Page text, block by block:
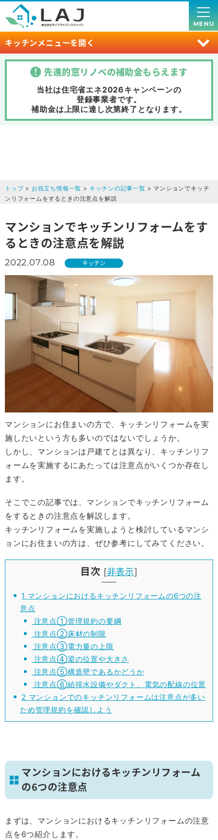
キッチンメニューを開く
MENU
先進的窓リノベの補助金もらえます
当社は住宅省エネ2026キャンペーンの
登録事業者です。
補助金は上限に達し次第終了 となります。
トップ> お役立ち情報一覧 > キッチンの記事一覧 > マンションでキッチ
ンリフォームをするときの注意点を解説
マンションでキッチンリフォームをす
るときの注意点を解説
2022.07.08 キッチン
マンションにお住まいの方で、キッチンリフォームを実
施したいという方も多いのではないでしょうか。
しかし、マンションは戸建てとは異なり、キッチンリフ
ォームを実施するにあたっては注意点がいくつか存在し
ます。
そこでこの記事では、マンションでキッチンリフォーム
をするときの注意点を解説します。
キッチンリフォームを実施しようと検討しているマンシ
ョンにお住まいの方は、ぜひ参考にしてみてください。
目次 [非表示]
1 マンションにおけるキッチンリフォームの6つの注
意点
注意点①管理規約の要綱
注意点②床材の制限
注意点③電力量の上限
注意点④梁の位置や大きさ
注意点⑤構造壁であるかどうか
注意点⑥給排水設備やダクト、電気の配線の位置
2 マンションでのキッチンリフォームは注意点が多い
ため管理規約を確認しよう
マンションにおけるキッチンリフォーム
の6つの注意点
まずは、マンションにおけるキッチンリフォームの注意
点を6つ紹介します。